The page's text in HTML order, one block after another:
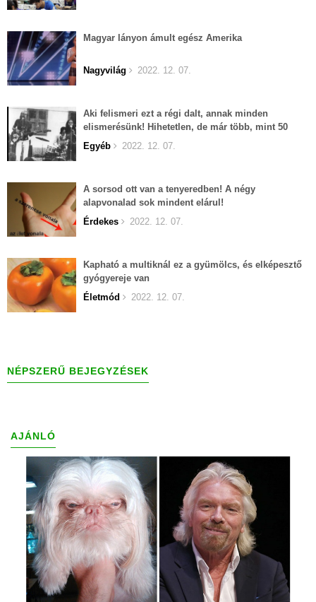
Magyar lányon ámult egész Amerika
Nagyvilág 2022. 12. 07.
Aki felismeri ezt a régi dalt, annak minden
elismerésünk! Hihetetlen, de már több, mint 50
éves...
Egyéb 2022. 12. 07.
A sorsod ott van a tenyeredben! A négy
alapvonalad sok mindent elárul!
Érdekes
2022. 12. 07.
Kapható a multiknál ez a gyümölcs, és elképesztő
gyógyereje van
Életmód
2022. 12. 07.
NÉPSZERŰ BEJEGYZÉSEK
AJÁNLÓ